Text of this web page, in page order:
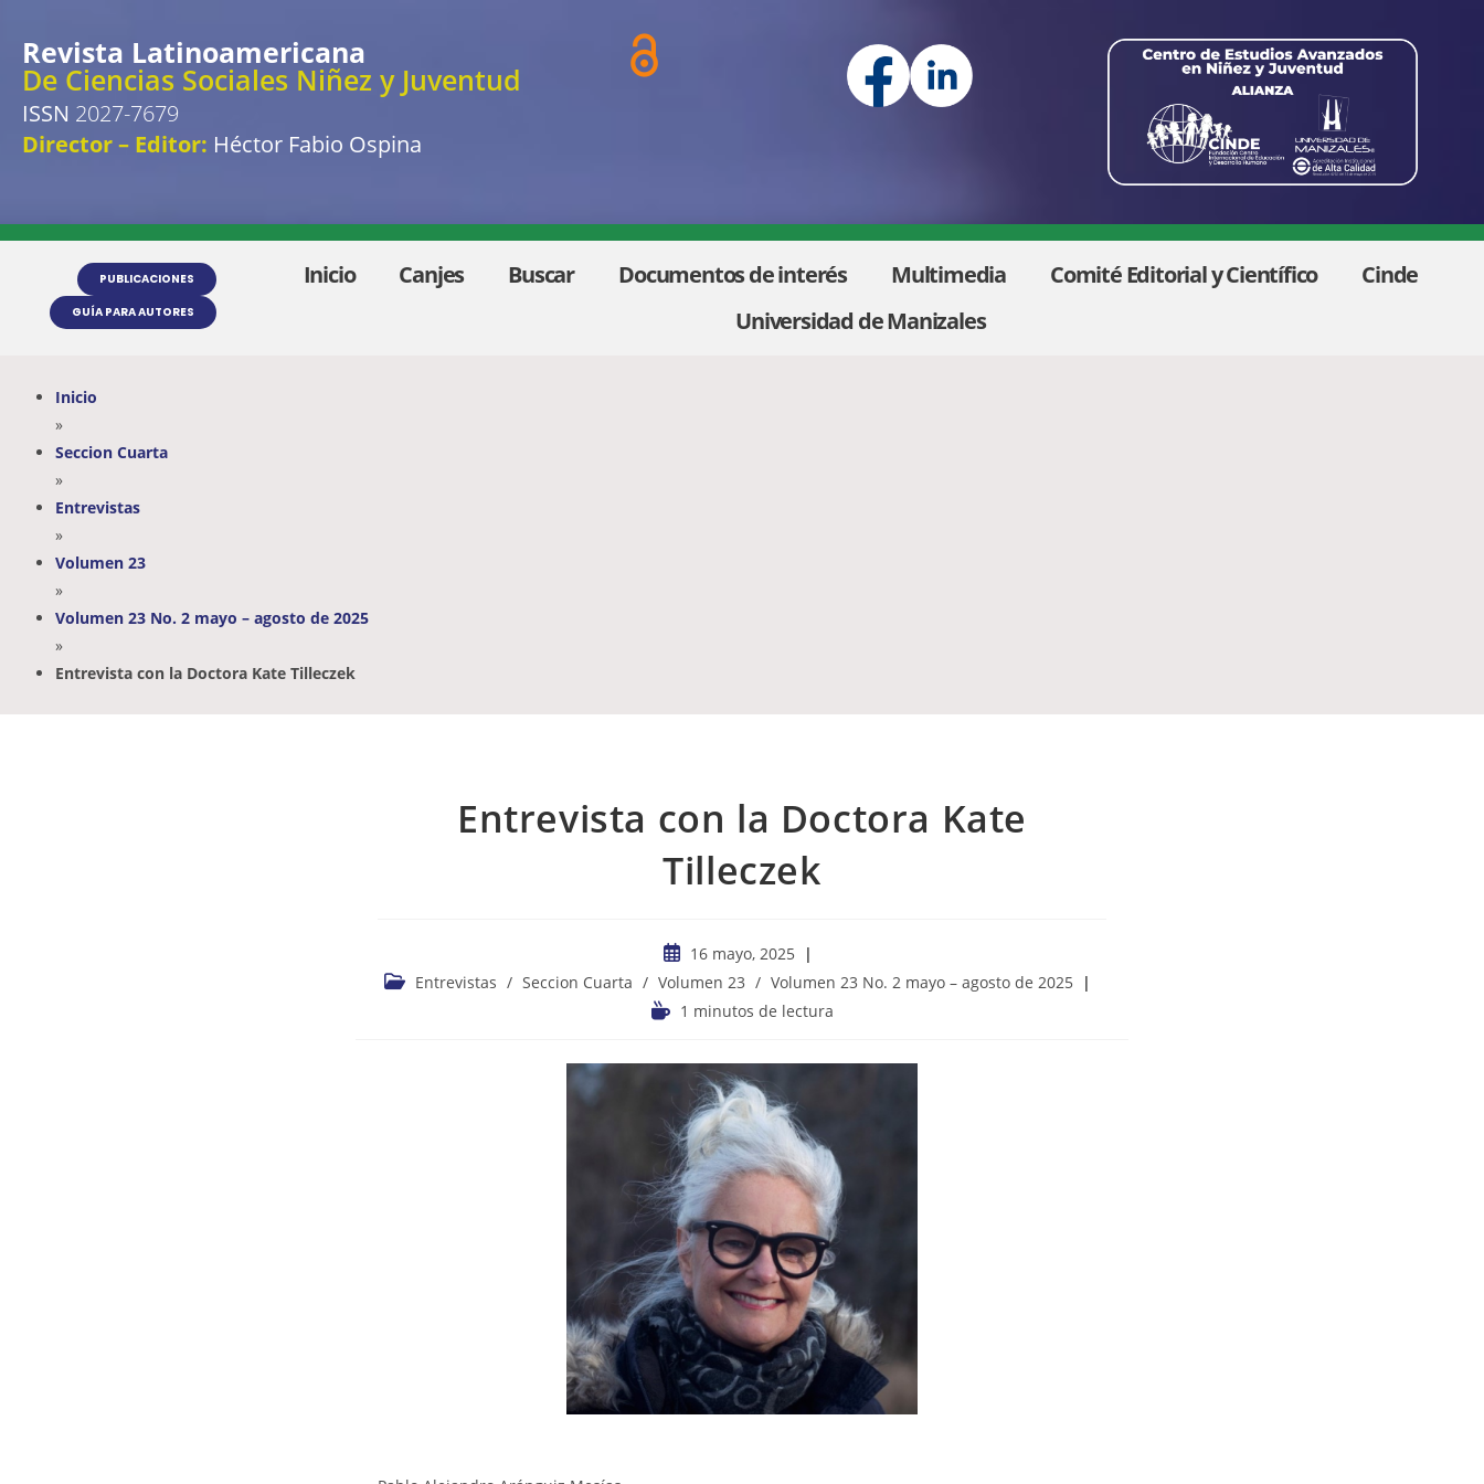
Revista Latinoamericana
De Ciencias Sociales Niñez y Juventud
ISSN 2027-7679
Director – Editor: Héctor Fabio Ospina
PUBLICACIONES
GUÍA PARA AUTORES
Inicio Canjes Buscar Documentos de interés Multimedia Comité Editorial y Científico
Cinde
Universidad de Manizales
Inicio
»
Seccion Cuarta
»
Entrevistas
»
Volumen 23
»
Volumen 23 No. 2 mayo – agosto de 2025
»
Entrevista con la Doctora Kate Tilleczek
Entrevista con la Doctora Kate
Tilleczek
16 mayo, 2025
Entrevistas / Seccion Cuarta / Volumen 23 / Volumen 23 No. 2 mayo – agosto de 2025
1 minutos de lectura